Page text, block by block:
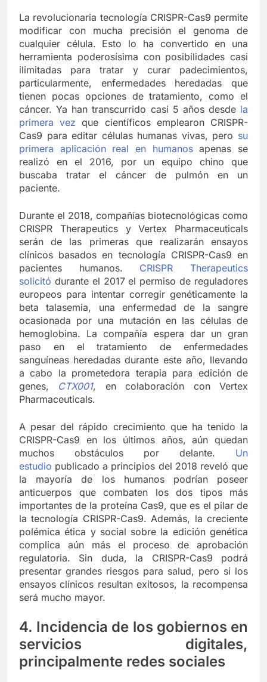
La revolucionaria tecnología CRISPR-Cas9 permite
modificar con mucha precisión el genoma de
cualquier célula. Esto lo ha convertido en una
herramienta poderosísima con posibilidades casi
ilimitadas para tratar y curar padecimientos,
particularmente, enfermedades heredadas que
tienen pocas opciones de tratamiento, como el
cáncer. Ya han transcurrido casi 5 años desde la
primera vez que científicos emplearon CRISPR-
Cas9 para editar células humanas vivas, pero su
primera aplicación real en humanosapenas se
realizó en el 2016, por un equipo chino que
buscaba tratar el cáncer de pulmón en un
paciente.
Durante el 2018, compañías biotecnológicas como
CRISPR Therapeutics y Vertex Pharmaceuticals
serán de las primeras que realizarán ensayos
clínicos basados en tecnología CRISPR-Cas9 en
pacientes humanos. CRISPR Therapeutics
solicitó durante el 2017 el permiso de reguladores
europeos para intentar corregir genéticamente la
beta talasemia, una enfermedad de la sangre
ocasionada por una mutación en las células de
hemoglobina. La compañía espera dar un gran
paso en el tratamiento de enfermedades
sanguíneas heredadas durante este año, llevando
a cabo la prometedora terapia para edición de
genes, CTX001, en colaboración con Vertex
Pharmaceuticals.
A pesar del rápido crecimiento que ha tenido la
CRISPR-Cas9 en los últimos años, aún quedan
muchos obstáculos por delante. Un
estudio publicado a principios del 2018 reveló que
la mayoría de los humanos podrían poseer
anticuerpos que combaten los dos tipos más
importantes de la proteína Cas9, que es el pilar de
la tecnología CRISPR-Cas9. Además, la creciente
polémica ética y social sobre la edición genética
complica aún más el proceso de aprobación
regulatoria. Sin duda, la CRISPR-Cas9 podrá
presentar grandes riesgos para salud, pero si los
ensayos clínicos resultan exitosos, la recompensa
será mucho mayor.
4. Incidencia de los gobiernos en
servicios digitales,
principalmente redes sociales